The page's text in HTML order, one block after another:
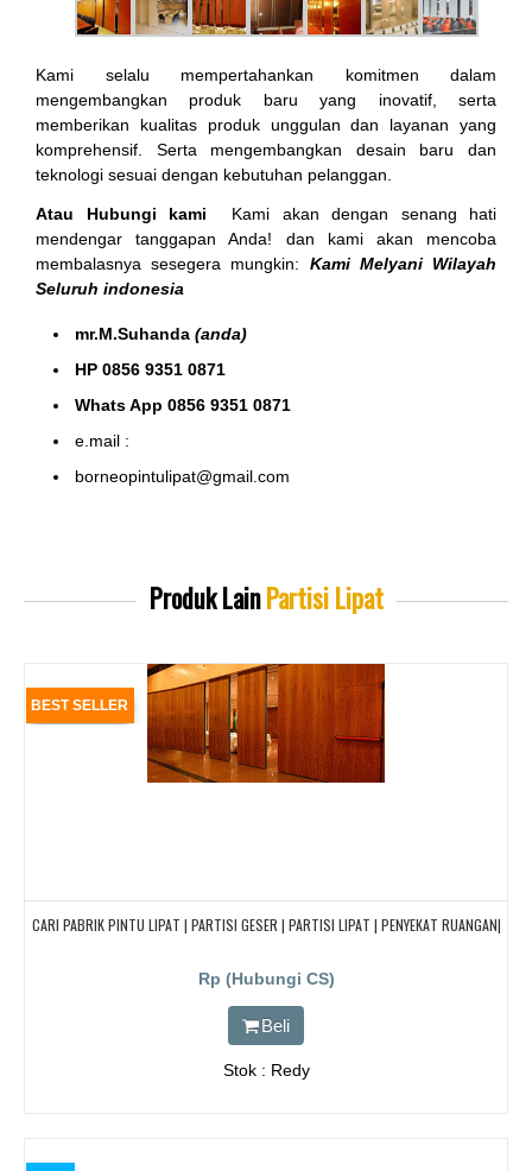
Kami selalu mempertahankan komitmen dalam
mengembangkan produk baru yang inovatif, serta
memberikan kualitas produk unggulan dan layanan yang
komprehensif. Serta mengembangkan desain baru dan
teknologi sesuai dengan kebutuhan pelanggan.
Atau Hubungi kami
Kami akan dengan senang hati
mendengar tanggapan Anda! dan kami akan mencoba
membalasnya sesegera mungkin: Kami Melyani Wilayah
Seluruh indonesia
mr.M.Suhanda (anda)
HP 0856 9351 0871
Whats App 0856 9351 0871
e.mail :
borneopintulipat@gmail.com
Produk LainPartisi Lipat
BEST SELLER
CARI PABRIK PINTU LIPAT | PARTISI GESER | PARTISI LIPAT | PENYEKAT RUANGAN|
Rp (Hubungi CS)
Beli
Stok : Redy